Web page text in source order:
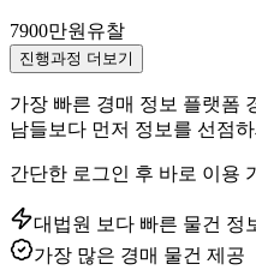
7900만원 유찰
진행과정 더보기
가장 빠른 경매 정보 플랫폼
남들보다 먼저 정보를 선점
간단한 로그인 후 바로 이용
대법원 보다 빠른 물건 정
가장 많은 경매 물건 제공